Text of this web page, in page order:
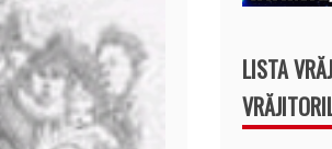
LISTA